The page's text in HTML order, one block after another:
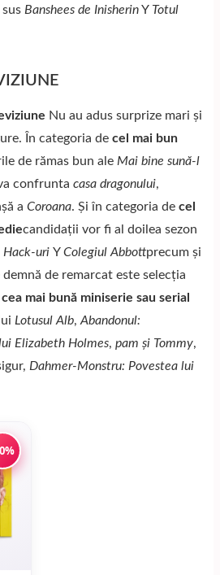
Banshees de InisherinY Totul
Nu au adus surprize mari și
În categoria de cel mai bun
de rămas bun ale Mai bine sună-l
confrunta casa dragonului,
a Coroana. Și în categoria de cel
candidații vor fi al doilea sezon
Hack-uri YColegiul Abbottprecum și
demnă de remarcat este selecția
cea mai bună miniserie sau serial
Lotusul Alb,Abandonul:
Elizabeth Holmes, pam și Tommy,
Dahmer-Monstru: Povestea lui